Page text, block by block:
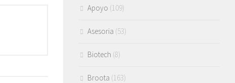
Apoyo (109)
Asesoria (53)
Biotech (8)
Broota (163)